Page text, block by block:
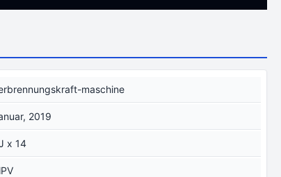
maschine
2019
x 14